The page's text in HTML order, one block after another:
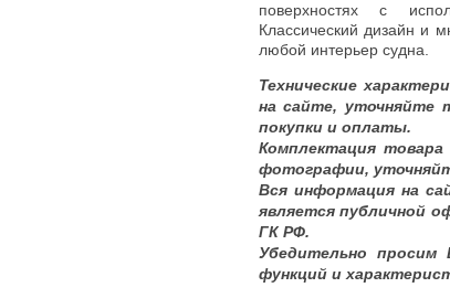
поверхностях с
Классический дизайн и
любой интерьер судна.
Технические
на сайте, уточняйте
покупки и оплаты.
Комплектация
фотографии,
Вся информация на
является публичной
ГК РФ.
Убедительно просим
функций и